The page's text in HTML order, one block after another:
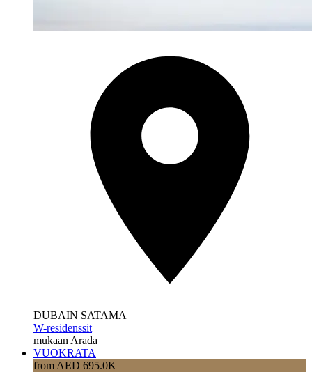
DUBAIN SATAMA
W-residenssit
mukaan Arada
VUOKRATA
from AED 695.0K